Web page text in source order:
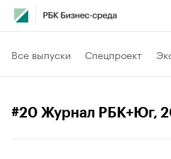
Все выпуски Спецпроект
#20 Журнал РБК+Юг,